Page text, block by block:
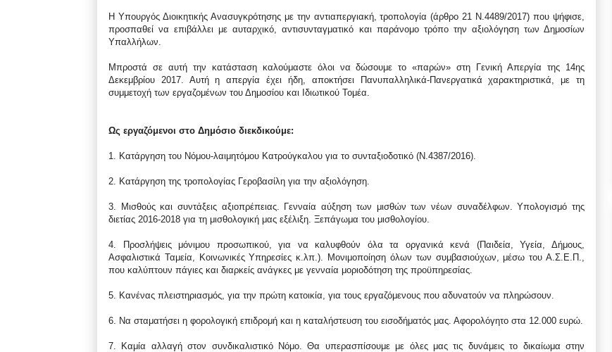
Η Υπουργός Διοικητικής Ανασυγκρότησης με την αντιαπεργιακή, τροπολογία (άρθρο 21 Ν.4489/2017) που ψήφισε,
προσπαθεί να επιβάλλει με αυταρχικό, αντισυνταγματικό και παράνομο τρόπο την αξιολόγηση των Δημοσίων
Υπαλλήλων.
Μπροστά σε αυτή την κατάσταση καλούμαστε όλοι να δώσουμε το «παρών» στη Γενική Απεργία της 14ης
Δεκεμβρίου 2017. Αυτή η απεργία έχει ήδη, αποκτήσει Πανυπαλληλικά-Πανεργατικά χαρακτηριστικά, με τη
συμμετοχή των εργαζομένων του Δημοσίου και Ιδιωτικού Τομέα.
Ως εργαζόμενοι στο Δημόσιο διεκδικούμε:
1. Κατάργηση του Νόμου-λαιμητόμου Κατρούγκαλου για το συνταξιοδοτικό (Ν.4387/2016).
2. Κατάργηση της τροπολογίας Γεροβασίλη για την αξιολόγηση.
3. Μισθούς και συντάξεις αξιοπρέπειας. Γενναία αύξηση των μισθών των νέων συναδέλφων. Υπολογισμό της
διετίας 2016-2018 για τη μισθολογική μας εξέλιξη. Ξεπάγωμα του μισθολογίου.
4. Προσλήψεις μόνιμου προσωπικού, για να καλυφθούν όλα τα οργανικά κενά (Παιδεία, Υγεία, Δήμους,
Ασφαλιστικά Ταμεία, Κοινωνικές Υπηρεσίες κ.λπ.). Μονιμοποίηση όλων των συμβασιούχων, μέσω του Α.Σ.Ε.Π.,
που καλύπτουν πάγιες και διαρκείς ανάγκες με γενναία μοριοδότηση της προϋπηρεσίας.
5. Κανένας πλειστηριασμός, για την πρώτη κατοικία, για τους εργαζόμενους που αδυνατούν να πληρώσουν.
6. Να σταματήσει η φορολογική επιδρομή και η καταλήστευση του εισοδήματός μας. Αφορολόγητο στα 12.000 ευρώ.
7. Καμία αλλαγή στον συνδικαλιστικό Νόμο. Θα υπερασπίσουμε με όλες μας τις δυνάμεις το δικαίωμα στην